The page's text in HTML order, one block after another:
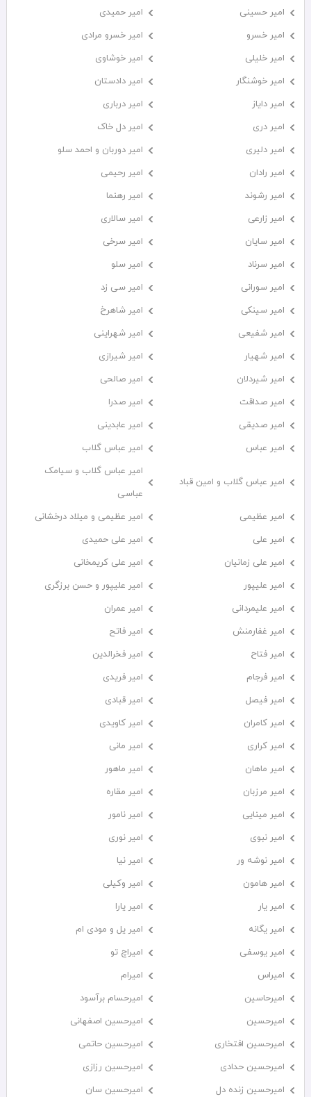
امیر حسینی
امیر حمیدی
امیر خسرو
امیر خسرو مرادی
امیر خلیلی
امیر خوشاوی
امیر خوشنگار
امیر دادستان
امیر دایاز
امیر درباری
امیر دری
امیر دل خاک
امیر دلیری
امیر دوربان و احمد سلو
امیر رادان
امیر رحیمی
امیر رشوند
امیر رهنما
امیر زارعی
امیر سالاری
امیر سایان
امیر سرخی
امیر سرناد
امیر سلو
امیر سورانی
امیر سی زد
امیر سینکی
امیر شاهرخ
امیر شفیعی
امیر شهراینی
امیر شهیار
امیر شیرازی
امیر شیردلان
امیر صالحی
امیر صداقت
امیر صدرا
امیر صدیقی
امیر عابدینی
امیر عباس
امیر عباس گلاب
امیر عباس گلاب و امین قباد
امیر عباس گلاب و سیامک
عباسی
امیر عظیمی
امیر عظیمی و میلاد درخشانی
امیر علی
امیر علی حمیدی
امیر علی زمانیان
امیر علی کریمخانی
امیر علیپور
امیر علیپور و حسن برزگری
امیر علیمردانی
امیر عمران
امیر غفارمنش
امیر فاتح
امیر فتاح
امیر فخرالدین
امیر فرجام
امیر فریدی
امیر فیصل
امیر قبادی
امیر کامران
امیر کاویدی
امیر کراری
امیر مانی
امیر ماهان
امیر ماهور
امیر مرزبان
امیر مقاره
امیر مینایی
امیر نامور
امیر نبوی
امیر نوری
امیر نوشه ور
امیر نیا
امیر هامون
امیر وکیلی
امیر یار
امیر یارا
امیر یگانه
امیر یل و مودی ام
امیر یوسفی
امیراچ تو
امیراس
امیرام
امیرحاسین
امیرحسام برآسود
امیرحسین
امیرحسین اصفهانی
امیرحسین افتخاری
امیرحسین حاتمی
امیرحسین حدادی
امیرحسین رزازی
امیرحسین زنده دل
امیرحسین سان